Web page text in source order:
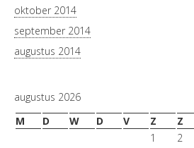
oktober 2014
september 2014
augustus 2014
augustus 2026
M
D W D V Z
Z
1
2